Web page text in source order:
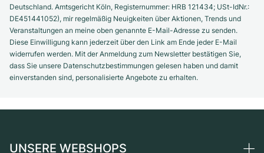
Deutschland. Amtsgericht Köln, Registernummer: HRB 121434; USt-IdNr.:
DE451441052), mir regelmäßig Neuigkeiten über Aktionen, Trends und
Veranstaltungen an meine oben genannte E-Mail-Adresse zu senden.
Diese Einwilligung kann jederzeit über den Link am Ende jeder E-Mail
widerrufen werden. Mit der Anmeldung zum Newsletter bestätigen Sie,
dass Sie unsere Datenschutzbestimmungen gelesen haben und damit
einverstanden sind, personalisierte Angebote zu erhalten.
UNSERE WEBSHOPS